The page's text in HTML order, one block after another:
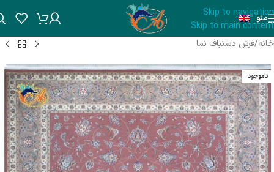
Skip to navigation
Skip to main content
منو
خانه/فرش دستباف نما
ناموجود